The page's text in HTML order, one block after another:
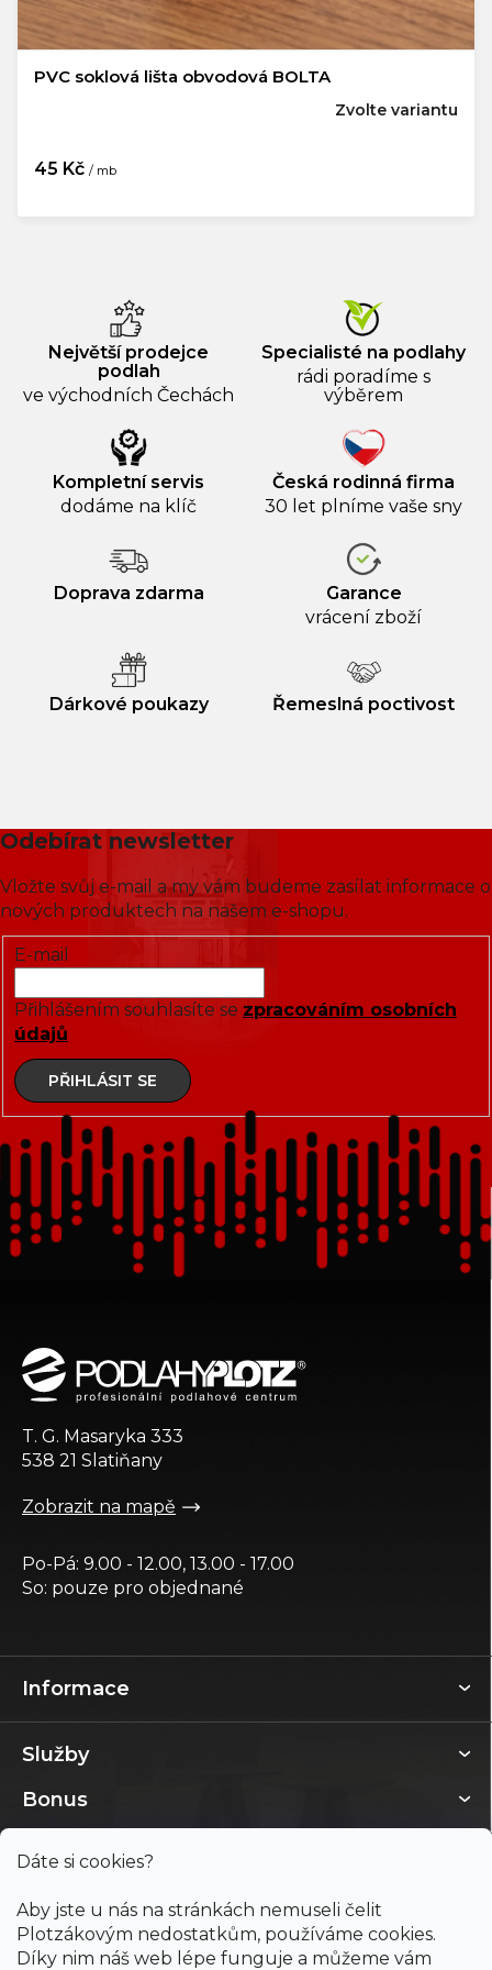
Dáte si cookies?
Aby jste u nás na stránkách nemuseli čelit
Plotzákovým nedostatkům, používáme cookies.
Díky nim náš web lépe funguje a můžeme vám
PVC soklová lišta obvodová BOLTA
45 Kč / mb
Zvolte variantu
Největší prodejce
podlah
ve východních Čechách
Specialisté na podlahy
rádi poradíme s
výběrem
Kompletní servis
dodáme na klíč
Česká rodinná firma
30 let plníme vaše sny
Doprava zdarma
Garance
vrácení zboží
Dárkové poukazy Řemeslná poctivost
Odebírat newsletter
Vložte svůj e-mail a my vám budeme zasílat informace o
nových produktech na našem e-shopu.
E-mail
Přihlášením souhlasíte se zpracováním osobních
údajů
PŘIHLÁSIT SE
Informace
Služby
Bonus
T. G. Masaryka 333
538 21 Slatiňany
Zobrazit na mapě
Po-Pá: 9.00 - 12.00, 13.00 - 17.00
So: pouze pro objednané